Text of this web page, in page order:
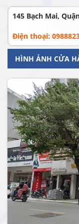
145 Bạch Mai,
Điện thoại:
HÌNH ẢNH CỬA